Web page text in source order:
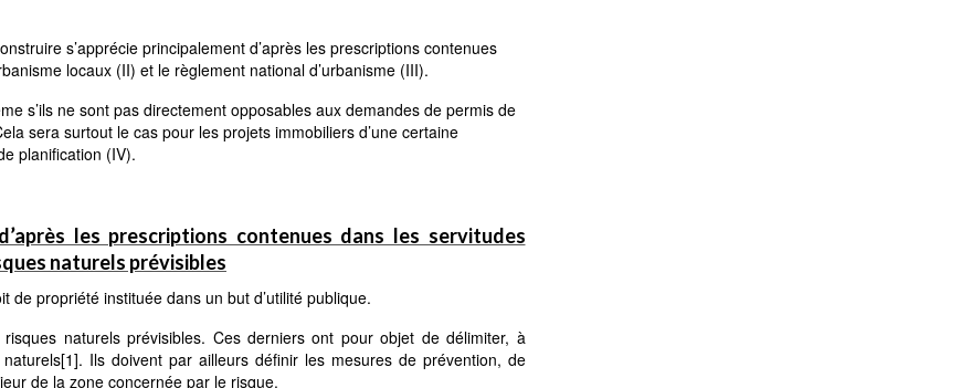
s’apprécie principalement d’après les prescriptions contenues
locaux (II) et le règlement national d’urbanisme (III).
s’ils ne sont pas directement opposables aux demandes de permis de
sera surtout le cas pour les projets immobiliers d’une certaine
planification (IV).
les prescriptions contenues dans les servitudes
naturels prévisibles
de propriété instituée dans un but d’utilité publique.
naturels prévisibles. Ces derniers ont pour objet de délimiter, à
[1]. Ils doivent par ailleurs définir les mesures de prévention, de
de la zone concernée par le risque.